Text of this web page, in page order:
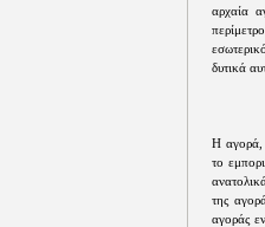
αρχαία
δυτικά
Η αγορά,
το
της
αγοράς